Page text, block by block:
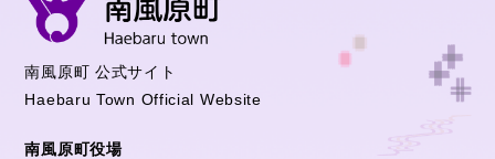
南風原町 公式サイト
Haebaru Town Official Website
南風原町役場